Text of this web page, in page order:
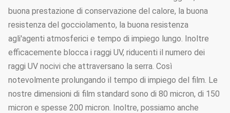
buona prestazione di conservazione del calore, la buona
resistenza del gocciolamento, la buona resistenza
agli'agenti atmosferici e tempo di impiego lungo. Inoltre
efficacemente blocca i raggi UV, riducenti il numero dei
raggi UV nocivi che attraversano la serra. Così
notevolmente prolungando il tempo di impiego del film. Le
nostre dimensioni di film standard sono di 80 micron, di 150
micron e spesse 200 micron. Inoltre, possiamo anche